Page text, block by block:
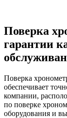
Поверка
гарантии
Поверка
обеспечивает
компании,
по поверке
оборудования и